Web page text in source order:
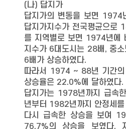
(나) 답지가
답지가의 변동을 보면 1974
답지가지수가 전국평균으로
를 지역별로 보면 1974년에
지수가 6대도시는 28배, 중
6배가 상승하였다.
따라서 1974 ∼ 88년 기간의
상승율은 22.0%에 달하였다.
답지가는 1978년까지 급속
년부터 1982년까지 안정세
다시 급속한 상승을 보여
76.7%의 상승을 보였다.